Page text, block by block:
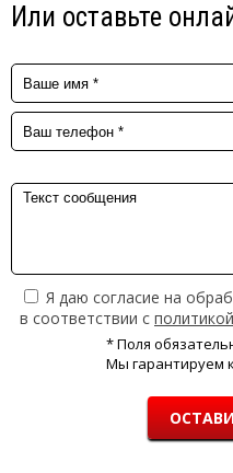
Или оставьте
Я даю согласие на
в соответствии с
* Поля
Мы гарантируем